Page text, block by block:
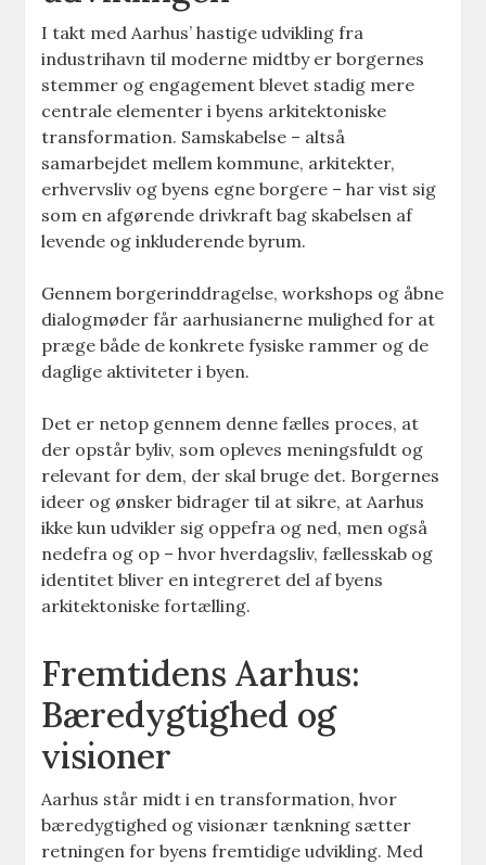
I takt med Aarhus’ hastige udvikling fra
industrihavn til moderne midtby er borgernes
stemmer og engagement blevet stadig mere
centrale elementer i byens arkitektoniske
transformation. Samskabelse – altså
samarbejdet mellem kommune, arkitekter,
erhvervsliv og byens egne borgere – har vist sig
som en afgørende drivkraft bag skabelsen af
levende og inkluderende byrum.
Gennem borgerinddragelse, workshops og åbne
dialogmøder får aarhusianerne mulighed for at
præge både de konkrete fysiske rammer og de
daglige aktiviteter i byen.
Det er netop gennem denne fælles proces, at
der opstår byliv, som opleves meningsfuldt og
relevant for dem, der skal bruge det. Borgernes
ideer og ønsker bidrager til at sikre, at Aarhus
ikke kun udvikler sig oppefra og ned, men også
nedefra og op – hvor hverdagsliv, fællesskab og
identitet bliver en integreret del af byens
arkitektoniske fortælling.
Fremtidens Aarhus:
Bæredygtighed og
visioner
Aarhus står midt i en transformation, hvor
bæredygtighed og visionær tænkning sætter
retningen for byens fremtidige udvikling. Med